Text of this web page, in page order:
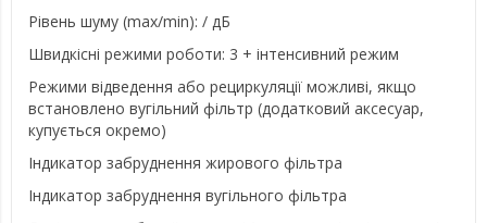
Рівень шуму (max/min): / дБ
Швидкісні режими роботи: 3 + інтенсивний режим
Режими відведення або рециркуляції можливі, якщо
встановлено вугільний фільтр (додатковий аксесуар,
купується окремо)
Індикатор забруднення жирового фільтра
Індикатор забруднення вугільного фільтра